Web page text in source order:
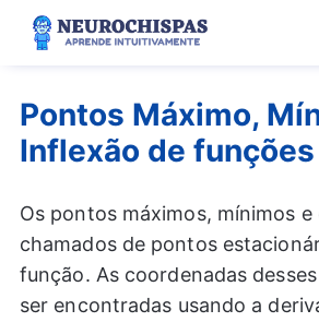
Pular
para
Pontos Máximo,
Inflexão de funções
Os pontos máximos, mínimos e
chamados de pontos
função. As coordenadas
ser encontradas usando a